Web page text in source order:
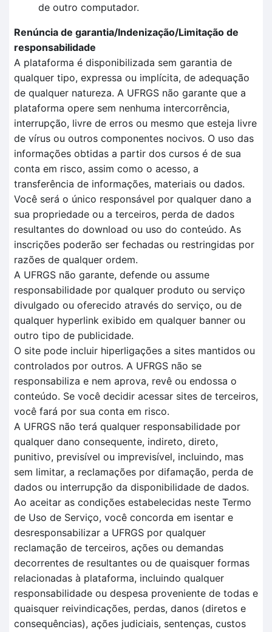
de outro computador.
Renúncia de garantia/Indenização/Limitação de
responsabilidade
A plataforma é disponibilizada sem garantia de
qualquer tipo, expressa ou implícita, de adequação
de qualquer natureza. A UFRGS não garante que a
plataforma opere sem nenhuma intercorrência,
interrupção, livre de erros ou mesmo que esteja livre
de vírus ou outros componentes nocivos. O uso das
informações obtidas a partir dos cursos é de sua
conta em risco, assim como o acesso, a
transferência de informações, materiais ou dados.
Você será o único responsável por qualquer dano a
sua propriedade ou a terceiros, perda de dados
resultantes do download ou uso do conteúdo. As
inscrições poderão ser fechadas ou restringidas por
razões de qualquer ordem.
A UFRGS não garante, defende ou assume
responsabilidade por qualquer produto ou serviço
divulgado ou oferecido através do serviço, ou de
qualquer hyperlink exibido em qualquer banner ou
outro tipo de publicidade.
O site pode incluir hiperligações a sites mantidos ou
controlados por outros. A UFRGS não se
responsabiliza e nem aprova, revê ou endossa o
conteúdo. Se você decidir acessar sites de terceiros,
você fará por sua conta em risco.
A UFRGS não terá qualquer responsabilidade por
qualquer dano consequente, indireto, direto,
punitivo, previsível ou imprevisível, incluindo, mas
sem limitar, a reclamações por difamação, perda de
dados ou interrupção da disponibilidade de dados.
Ao aceitar as condições estabelecidas neste Termo
de Uso de Serviço, você concorda em isentar e
desresponsabilizar a UFRGS por qualquer
reclamação de terceiros, ações ou demandas
decorrentes de resultantes ou de quaisquer formas
relacionadas à plataforma, incluindo qualquer
responsabilidade ou despesa proveniente de todas e
quaisquer reivindicações, perdas, danos (diretos e
consequências), ações judiciais, sentenças, custos